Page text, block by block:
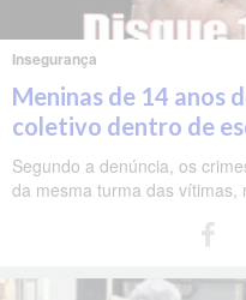
Insegurança
Meninas de 14 anos
coletivo dentro de
Segundo a denúncia, os
da mesma turma das vítimas,